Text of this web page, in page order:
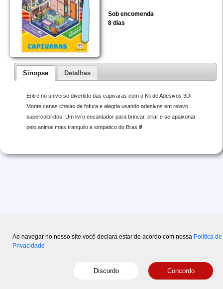
Sob encomenda
8 dias
Sinopse Detalhes
Entre no universo divertido das capivaras com o Kit de Adesivos 3D!
Monte cenas cheias de fofura e alegria usando adesivos em relevo
supercoloridos. Um livro encantador para brincar, criar e se apaixonar
pelo animal mais tranquilo e simpático do Bras il!
Ao navegar no nosso site você declara estar de acordo com nossa Política de
Privacidade